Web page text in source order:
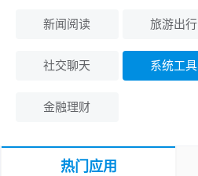
新闻阅读 旅游出行
社交聊天 系统工具
金融理财
热门应用